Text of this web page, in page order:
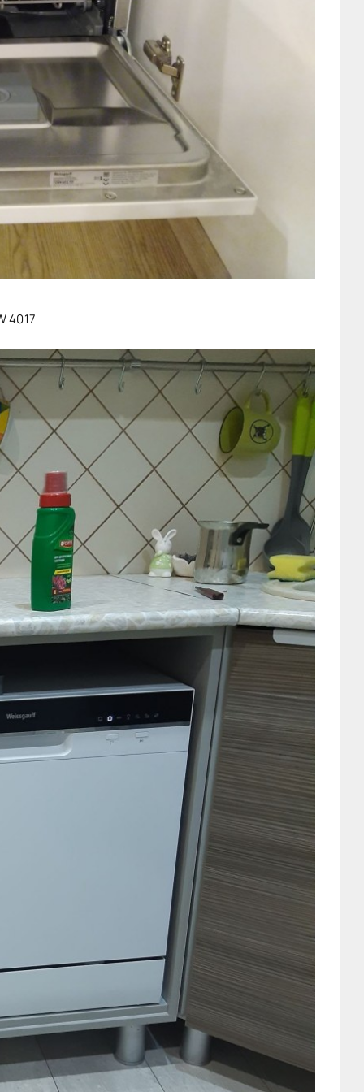
4017